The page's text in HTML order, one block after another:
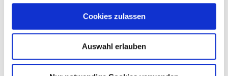
Cookies zulassen
Auswahl erlauben